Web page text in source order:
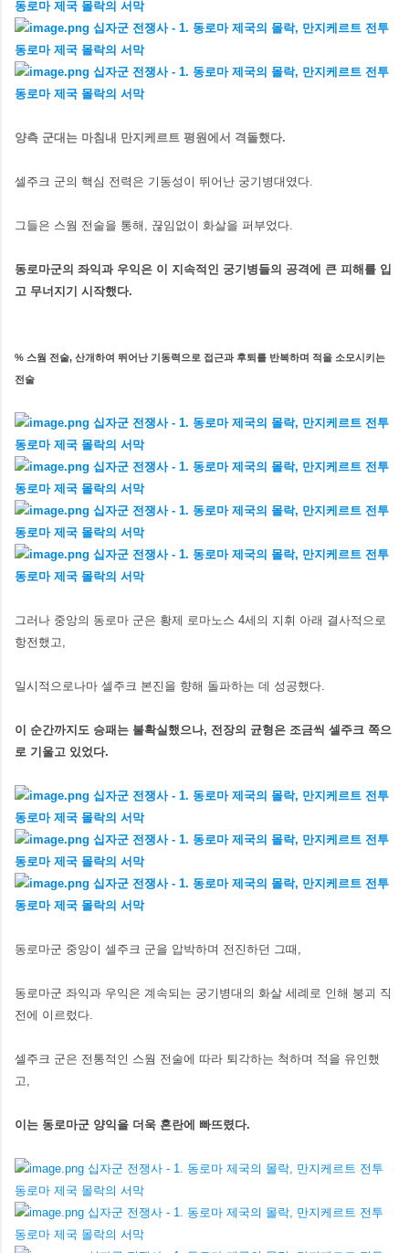
양측 군대는 마침내 만지케르트 평원에서 격돌했다.
셀주크 군의 핵심 전력은 기동성이 뛰어난 궁기병대였다.
그들은 스웜 전술을 통해, 끊임없이 화살을 퍼부었다.
동로마군의 좌익과 우익은 이 지속적인 궁기병들의 공격에 큰 피해를 입
고 무너지기 시작했다.
% 스웜 전술, 산개하여 뛰어난 기동력으로 접근과 후퇴를 반복하며 적을 소모시키는
전술
그러나 중앙의 동로마 군은 황제 로마노스 4세의 지휘 아래 결사적으로
항전했고,
일시적으로나마 셀주크 본진을 향해 돌파하는 데 성공했다.
이 순간까지도 승패는 불확실했으나, 전장의 균형은 조금씩 셀주크 쪽으
로 기울고 있었다.
동로마군 중앙이 셀주크 군을 압박하며 전진하던 그때,
동로마군 좌익과 우익은 계속되는 궁기병대의 화살 세례로 인해 붕괴 직
전에 이르렀다.
셀주크 군은 전통적인 스웜 전술에 따라 퇴각하는 척하며 적을 유인했
고,
이는 동로마군 양익을 더욱 혼란에 빠뜨렸다.